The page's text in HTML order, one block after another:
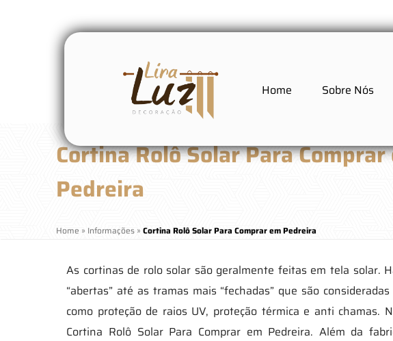
Home Sobre Nós
Cortina Rolô Solar Para Comprar
Pedreira
Home » Informações »Cortina Rolô Solar Para Comprar em Pedreira
As cortinas de rolo solar são geralmente feitas em tela solar.
“abertas” até as tramas mais “fechadas” que são
como proteção de raios UV, proteção térmica e anti chamas.
Cortina Rolô Solar Para Comprar em Pedreira. Além da